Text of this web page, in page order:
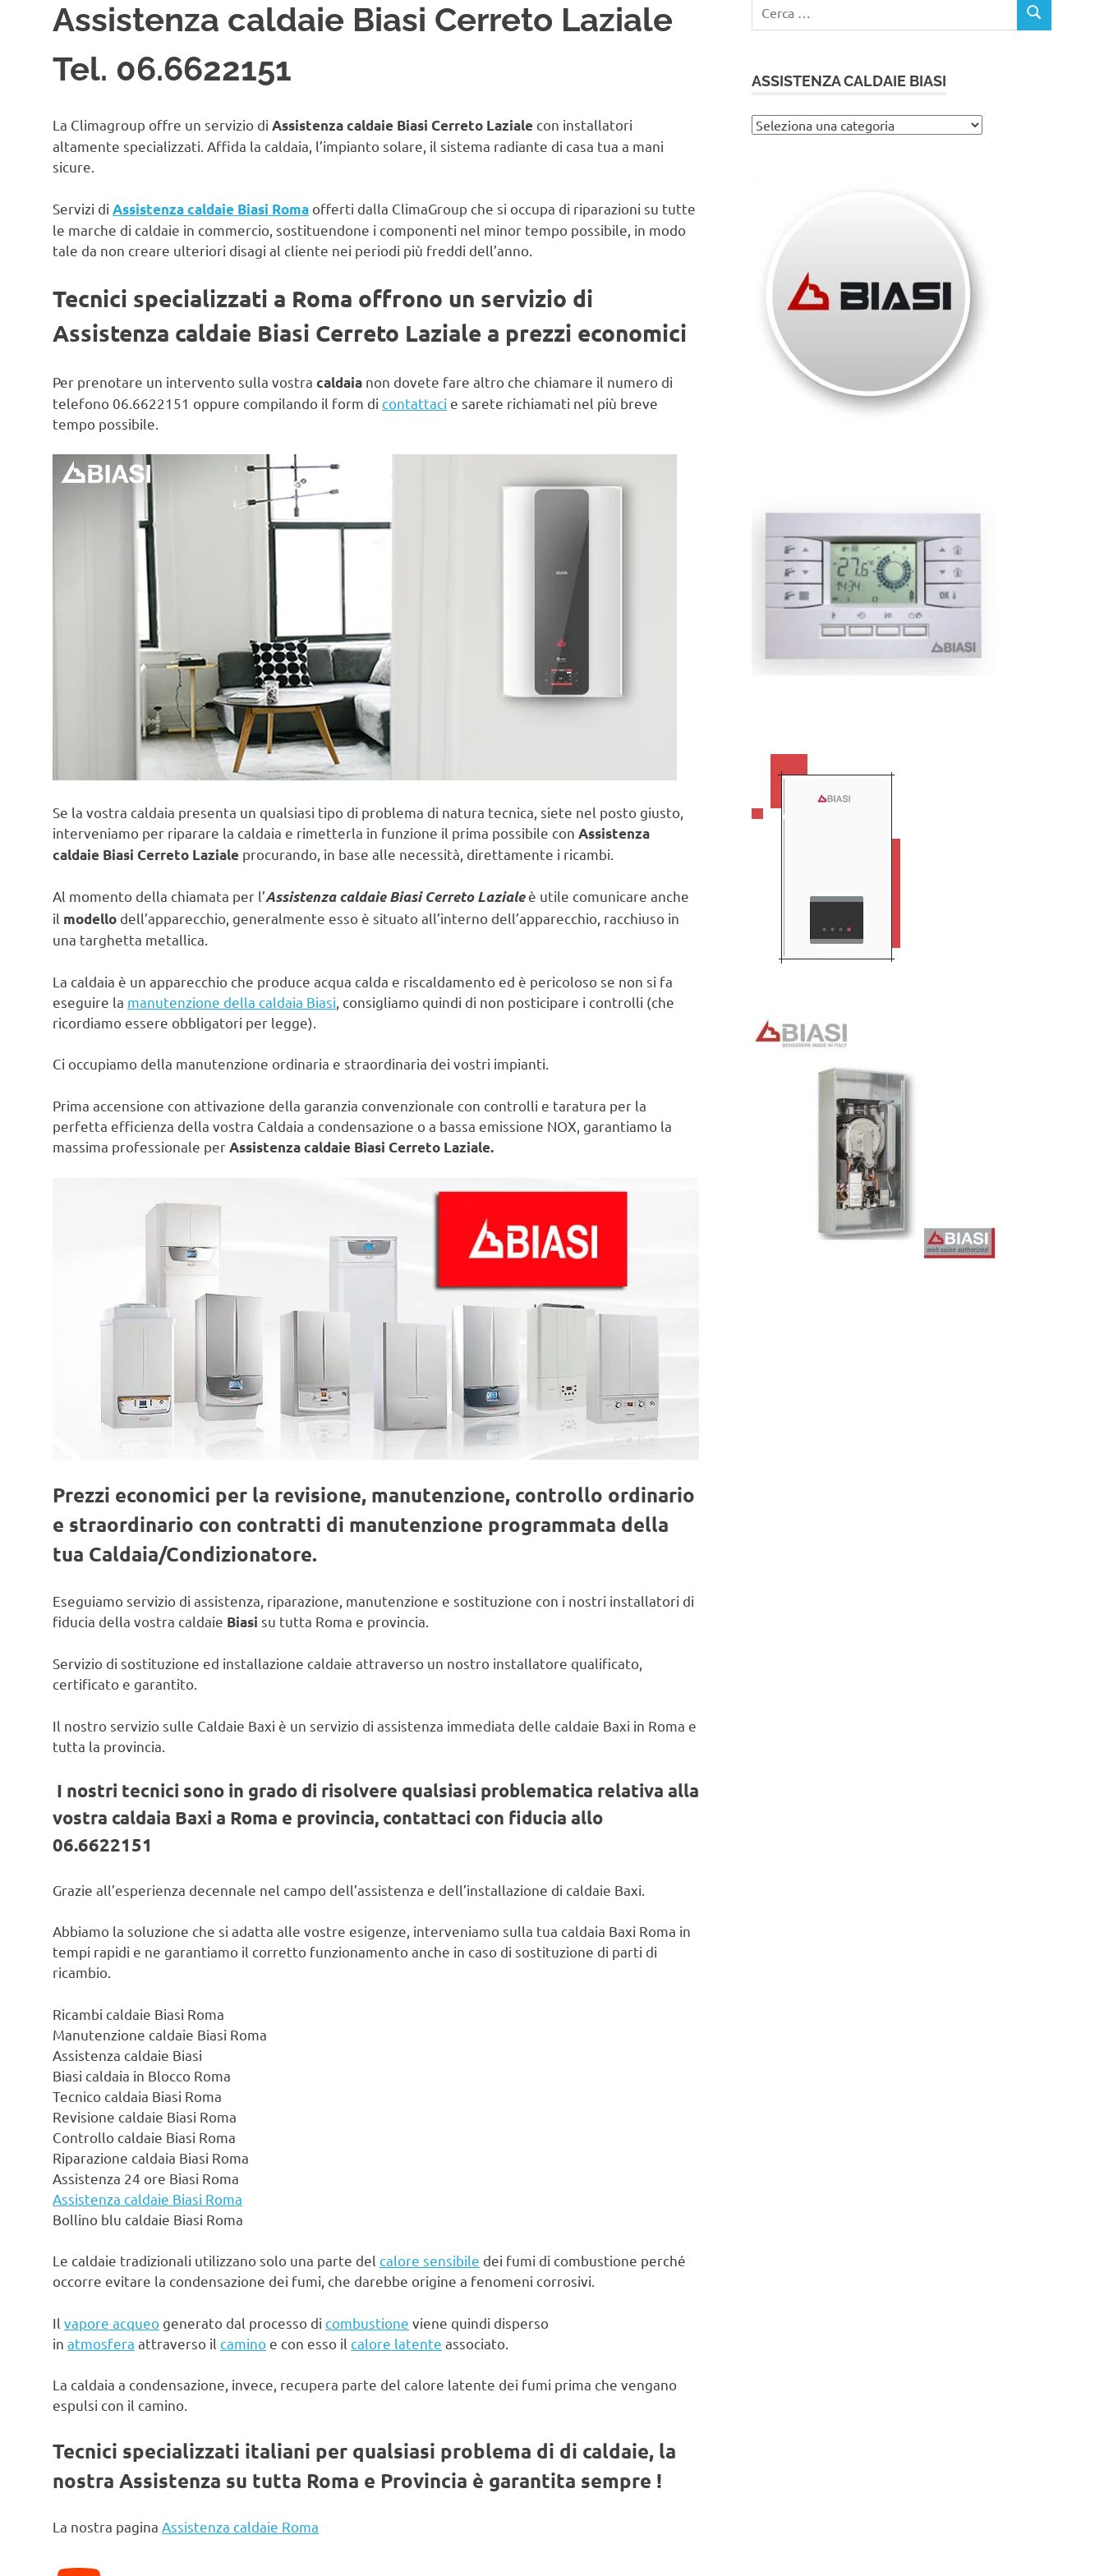
Assistenza caldaie Biasi Cerreto Laziale
Tel. 06.6622151
La Climagroup offre un servizio di Assistenza caldaie Biasi Cerreto Laziale con installatori
altamente specializzati. Affida la caldaia, l’impianto solare, il sistema radiante di casa tua a mani
sicure.
Servizi di Assistenza caldaie Biasi Roma offerti dalla ClimaGroup che si occupa di riparazioni su tutte
le marche di caldaie in commercio, sostituendone i componenti nel minor tempo possibile, in modo
tale da non creare ulteriori disagi al cliente nei periodi più freddi dell’anno.
Tecnici specializzati a Roma offrono un servizio di
Assistenza caldaie Biasi Cerreto Laziale a prezzi economici
Per prenotare un intervento sulla vostra caldaia non dovete fare altro che chiamare il numero di
telefono 06.6622151 oppure compilando il form di contattaci e sarete richiamati nel più breve
tempo possibile.
Se la vostra caldaia presenta un qualsiasi tipo di problema di natura tecnica, siete nel posto giusto,
interveniamo per riparare la caldaia e rimetterla in funzione il prima possibile con Assistenza
caldaie Biasi Cerreto Laziale procurando, in base alle necessità, direttamente i ricambi.
Al momento della chiamata per l’Assistenza caldaie Biasi Cerreto Lazialeè utile comunicare anche
il modello dell’apparecchio, generalmente esso è situato all’interno dell’apparecchio, racchiuso in
una targhetta metallica.
La caldaia è un apparecchio che produce acqua calda e riscaldamento ed è pericoloso se non si fa
eseguire la manutenzione della caldaia Biasi , consigliamo quindi di non posticipare i controlli (che
ricordiamo essere obbligatori per legge).
Ci occupiamo della manutenzione ordinaria e straordinaria dei vostri impianti.
Prima accensione con attivazione della garanzia convenzionale con controlli e taratura per la
perfetta efficienza della vostra Caldaia a condensazione o a bassa emissione NOX, garantiamo la
massima professionale perAssistenza caldaie Biasi Cerreto Laziale.
Prezzi economici per la revisione, manutenzione, controllo ordinario
e straordinario con contratti di manutenzione programmata della
tua Caldaia/Condizionatore.
Eseguiamo servizio di assistenza, riparazione, manutenzione e sostituzione con i nostri installatori di
fiducia della vostra caldaie Biasi su tutta Roma e provincia.
Servizio di sostituzione ed installazione caldaie attraverso un nostro installatore qualificato,
certificato e garantito.
Il nostro servizio sulle Caldaie Baxi è un servizio di assistenza immediata delle caldaie Baxi in Roma e
tutta la provincia.
I nostri tecnici sono in grado di risolvere qualsiasi problematica relativa alla
vostra caldaia Baxi a Roma e provincia, contattaci con fiducia allo
06.6622151
Grazie all’esperienza decennale nel campo dell’assistenza e dell’installazione di caldaie Baxi.
Abbiamo la soluzione che si adatta alle vostre esigenze, interveniamo sulla tua caldaia Baxi Roma in
tempi rapidi e ne garantiamo il corretto funzionamento anche in caso di sostituzione di parti di
ricambio.
Ricambi caldaie Biasi Roma
Manutenzione caldaie Biasi Roma
Assistenza caldaie Biasi
Biasi caldaia in Blocco Roma
Tecnico caldaia Biasi Roma
Revisione caldaie Biasi Roma
Controllo caldaie Biasi Roma
Riparazione caldaia Biasi Roma
Assistenza 24 ore Biasi Roma
Assistenza caldaie Biasi Roma
Bollino blu caldaie Biasi Roma
Le caldaie tradizionali utilizzano solo una parte del calore sensibile dei fumi di combustione perché
occorre evitare la condensazione dei fumi, che darebbe origine a fenomeni corrosivi.
Il vapore acqueo generato dal processo di combustione viene quindi disperso
in atmosfera attraverso il camino e con esso il calore latente associato.
La caldaia a condensazione, invece, recupera parte del calore latente dei fumi prima che vengano
espulsi con il camino.
Tecnici specializzati italiani per qualsiasi problema di di caldaie, la
nostra Assistenza su tutta Roma e Provincia è garantita sempre !
La nostra pagina Assistenza caldaie Roma
per:
CERCA
ASSISTENZA CALDAIE BIASI
Assistenza